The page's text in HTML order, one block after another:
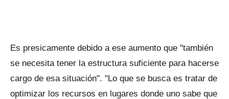
Es presicamente debido a ese aumento que "también
se necesita tener la estructura suficiente para hacerse
cargo de esa situación". "Lo que se busca es tratar de
optimizar los recursos en lugares donde uno sabe que